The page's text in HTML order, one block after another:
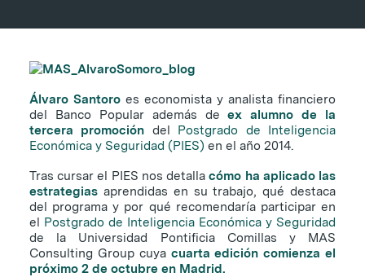
Álvaro Santoro es economista y analista financiero
del Banco Popular además de ex alumno de la
tercera promoción del Postgrado de Inteligencia
Económica y Seguridad (PIES) en el año 2014.
Tras cursar el PIES nos detallacómo ha aplicado las
estrategias aprendidas en su trabajo, qué destaca
del programa y por qué recomendaría participar en
el Postgrado de Inteligencia Económica y Seguridad
de la Universidad Pontificia Comillas y MAS
Consulting Group cuya cuarta edición comienza el
próximo 2 de octubre en Madrid.